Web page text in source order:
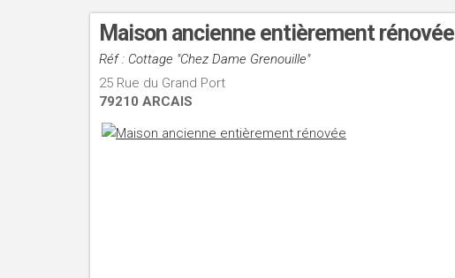
Maison ancienne entièrement rénovée
Réf : Cottage "Chez Dame Grenouille"
25 Rue du Grand Port
79210 ARCAIS